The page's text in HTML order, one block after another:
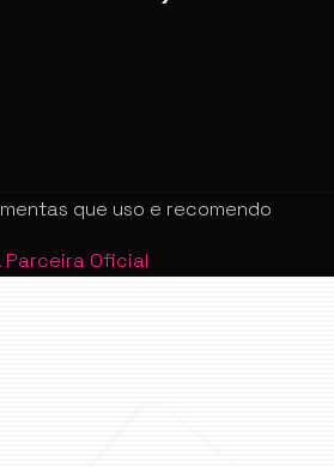
que uso e recomendo
. Parceira Oficial